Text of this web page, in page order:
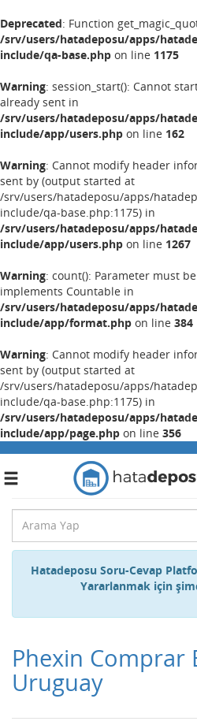
Deprecated: Function
/srv/users/hatadeposu/apps/
include/qa-base.php on line 1175
Warning: session_start(): Cannot
already sent in
/srv/users/hatadeposu/apps/
include/app/users.php on line 162
Warning: Cannot modify header
sent by (output started at
/srv/users/hatadeposu/apps/
include/qa-base.php:1175) in
/srv/users/hatadeposu/apps/
include/app/users.php on line 1267
Warning: count(): Parameter must
implements Countable in
/srv/users/hatadeposu/apps/
include/app/format.php on line 384
Warning: Cannot modify header
sent by (output started at
/srv/users/hatadeposu/apps/
include/qa-base.php:1175) in
/srv/users/hatadeposu/apps/
include/app/page.php on line 356
Toggle
Hatadeposu Soru-Cevap
Yararlanmak için
Phexin Comprar
Uruguay